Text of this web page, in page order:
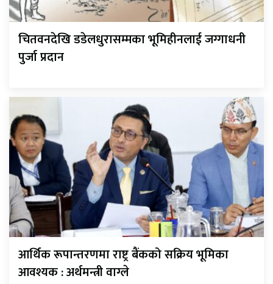
चितवनदेखि डडेलधुरासम्मका भूमिहीनलाई जग्गाधनी
पुर्जा प्रदान
आर्थिक रूपान्तरणमा राष्ट्र बैंकको सक्रिय भूमिका
आवश्यक : अर्थमन्त्री वाग्ले